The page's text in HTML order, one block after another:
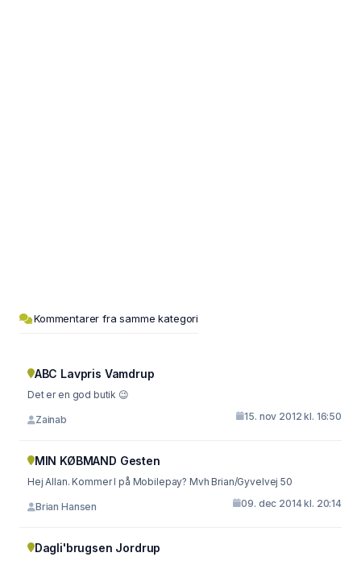
Kommentarer fra samme kategori
ABC Lavpris Vamdrup
Det er en god butik 😉
Zainab 15. nov 2012 kl. 16:50
MIN KØBMAND Gesten
Hej Allan. Kommer I på Mobilepay? Mvh Brian/Gyvelvej 50
Brian Hansen 09. dec 2014 kl. 20:14
Dagli'brugsen Jordrup